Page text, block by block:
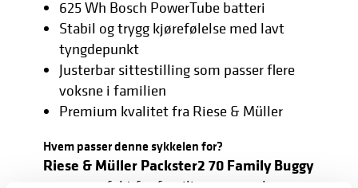
625 Wh Bosch PowerTube batteri
Stabil og trygg kjørefølelse med lavt
tyngdepunkt
Justerbar sittestilling som passer flere
voksne i familien
Premium kvalitet fra Riese & Müller
Hvem passer denne sykkelen for?
Riese & Müller Packster2 70 Family Buggy